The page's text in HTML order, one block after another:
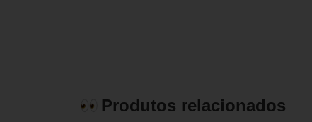
Produtos relacionados